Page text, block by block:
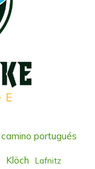
camino portugués
Klöch Lafnitz